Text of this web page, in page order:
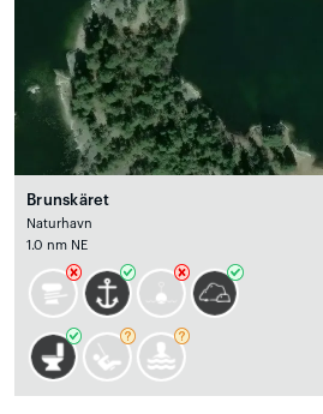
Brunskäret
Naturhavn
1.0 nm NE